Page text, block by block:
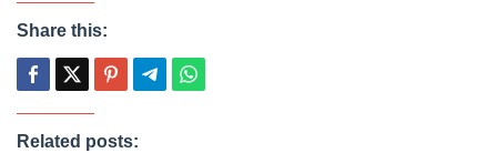
Share this:
Related posts: